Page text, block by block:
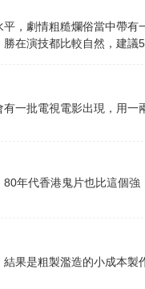
平，劇情粗糙爛俗當中帶
在演技都比較自然，建議
有一批電視電影出現，用一
80年代香港鬼片也比這個強
結果是粗製濫造的小成本製